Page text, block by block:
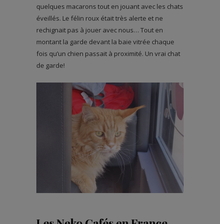
quelques macarons tout en jouant avec les chats
éveillés. Le félin roux était très alerte et ne
rechignait pas à jouer avec nous… Tout en
montant la garde devant la baie vitrée chaque
fois qu’un chien passait à proximité. Un vrai chat
de garde!